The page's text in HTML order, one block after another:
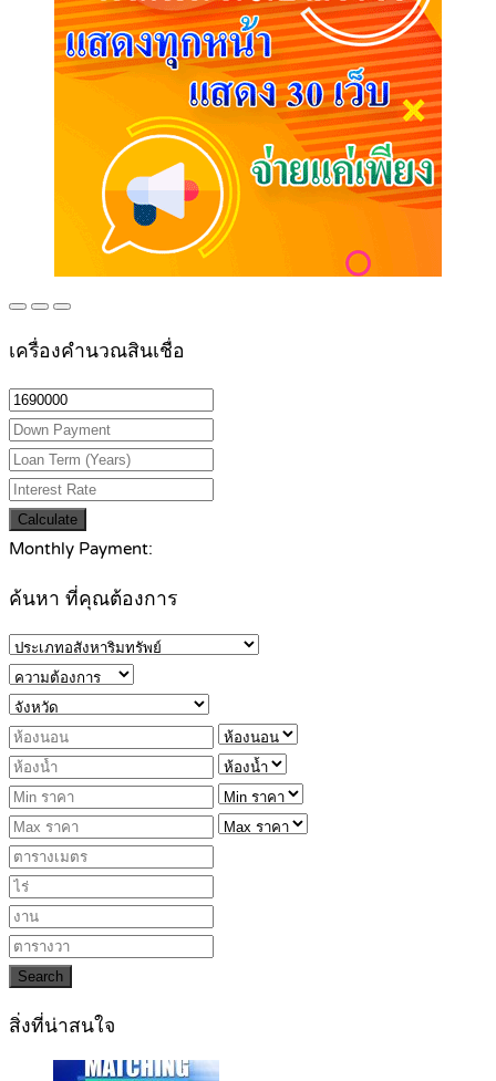
เครื่องคำนวณสินเชื่อ
Calculate
Monthly Payment:
ค้นหา ที่คุณต้องการ
Search
สิ่งที่น่าสนใจ